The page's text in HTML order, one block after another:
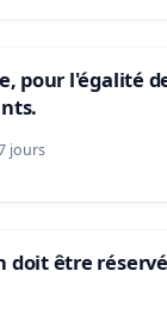
pour l'égalité
jours
doit être